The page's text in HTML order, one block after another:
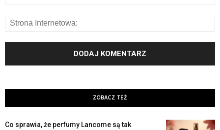
ZOBACZ TEŻ
Co sprawia, że perfumy Lancome są tak